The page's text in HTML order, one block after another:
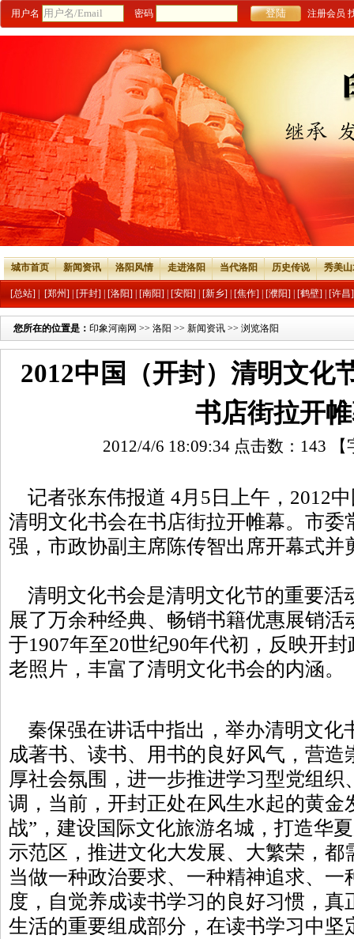
用户名 密码 注册会员
城市首页 新闻资讯 洛阳风情 走进洛阳 当代洛阳 历史传说 秀美
[总站] [郑州] [开封] [洛阳] [南阳] [安阳] [新乡] [焦作] [濮阳] [鹤壁] [许昌]
您所在的位置是： 印象河南网 >> 洛阳 >> 新闻资讯 >> 浏览洛阳
2012中国（开封）清明文化
书店街拉开
2012/4/6 18:09:34 点击数： 143
记者张东伟报道 4月5日上午，2012
清明文化书会在书店街拉开帷幕。市委
强，市政协副主席陈传智出席开幕式并
清明文化书会是清明文化节的重要活
展了万余种经典、畅销书籍优惠展销活
于1907年至20世纪90年代初，反映开
老照片，丰富了清明文化书会的内涵。
秦保强在讲话中指出，举办清明文化
成著书、读书、用书的良好风气，营
厚社会氛围，进一步推进学习型党组
调，当前，开封正处在风生水起的黄金
战”，建设国际文化旅游名城，打造华
示范区，推进文化大发展、大繁荣，都
当做一种政治要求、一种精神追求、
度，自觉养成读书学习的良好习惯，
生活的重要组成部分，在读书学习中坚